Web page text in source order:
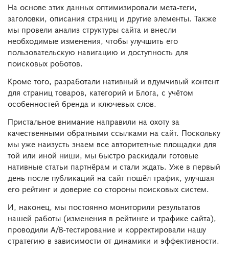
На основе этих данных оптимизировали мета-теги,
заголовки, описания страниц и другие элементы. Также
мы провели анализ структуры сайта и внесли
необходимые изменения, чтобы улучшить его
пользовательскую навигацию и доступность для
поисковых роботов.
Кроме того, разработали нативный и вдумчивый контент
для страниц товаров, категорий и Блога, с учётом
особенностей бренда и ключевых слов.
Пристальное внимание направили на охоту за
качественными обратными ссылками на сайт. Поскольку
мы уже наизусть знаем все авторитетные площадки для
той или иной ниши, мы быстро раскидали готовые
нативные статьи партнёрам и стали ждать. Уже в первый
день после публикаций на сайт пошёл трафик, улучшая
его рейтинг и доверие со стороны поисковых систем.
И, наконец, мы постоянно мониторили результатов
нашей работы (изменения в рейтинге и трафике сайта),
проводили A/B-тестирование и корректировали нашу
стратегию в зависимости от динамики и эффективности.